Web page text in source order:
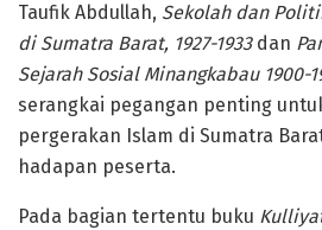
Taufik Abdullah, Sekolah dan
di Sumatra Barat, 1927-1933dan
Sejarah Sosial Minangkabau 1900-
serangkai pegangan penting
pergerakan Islam di Sumatra
hadapan peserta.
Pada bagian tertentu buku